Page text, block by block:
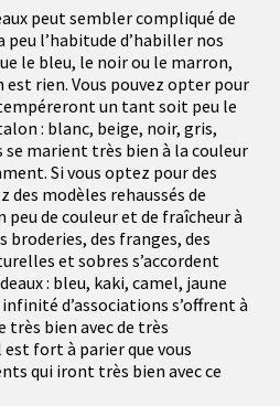
peut sembler compliqué de
l’habitude d’habiller nos
le bleu, le noir ou le marron,
est rien. Vous pouvez opter pour
un tant soit peu le
: blanc, beige, noir, gris,
marient très bien à la couleur
Si vous optez pour des
des modèles rehaussés de
de couleur et de fraîcheur à
broderies, des franges, des
et sobres s’accordent
: bleu, kaki, camel, jaune
d’associations s’offrent à
très bien avec de très
fort à parier que vous
qui iront très bien avec ce